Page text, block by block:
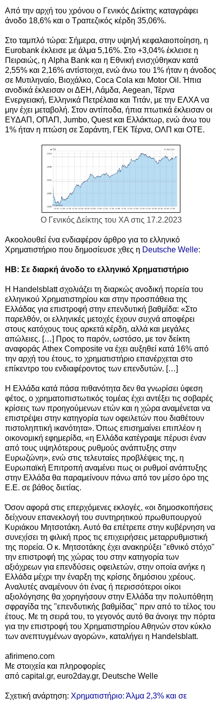
Από την αρχή του χρόνου ο Γενικός Δείκτης καταγράφει
άνοδο 18,6% και ο Τραπεζικός κέρδη 35,06%.
Στο ταμπλό τώρα: Σήμερα, στην υψηλή κεφαλαιοποίηση, η
Eurobank έκλεισε με άλμα 5,16%. Στο +3,04% έκλεισε η
Πειραιώς, η Alpha Bank και η Εθνική ενισχύθηκαν κατά
2,55% και 2,16% αντίστοιχα, ενώ άνω του 1% ήταν η άνοδος
σε Μυτιληναίο, Βιοχάλκο, Coca Cola και Motor Oil. Ήπια
ανοδικά έκλεισαν οι ΔΕΗ, Λάμδα, Aegean, Τέρνα
Ενεργειακή, Ελληνικά Πετρέλαια και Τιτάν, με την ΕΛΧΑ να
μην έχει μεταβολή. Στον αντίποδα, ήπια πτωτικά έκλεισαν οι
ΕΥΔΑΠ, ΟΠΑΠ, Jumbo, Quest και Ελλάκτωρ, ενώ άνω του
1% ήταν η πτώση σε Σαράντη, ΓΕΚ Τέρνα, ΟΛΠ και ΟΤΕ.
Ο Γενικός Δείκτης του ΧΑ στις 17.2.2023
Ακοολουθεί ένα ενδιαφέρον άρθρο για το ελληνικό
Χρηματιστήριο που δημοσίευσε χθες η Deutsche Welle:
HB: Σε διαρκή άνοδο το ελληνικό Χρηματιστήριο
Η Handelsblatt σχολιάζει τη διαρκώς ανοδική πορεία του
ελληνικού Χρηματιστηρίου και στην προσπάθεια της
Ελλάδας για επιστροφή στην επενδυτική βαθμίδα: «Στο
παρελθόν, οι ελληνικές μετοχές έχουν συχνά αποφέρει
στους κατόχους τους αρκετά κέρδη, αλλά και μεγάλες
απώλειες. […] Προς το παρόν, ωστόσο, με τον δείκτη
αναφοράς Athex Composite να έχει αυξηθεί κατά 16% από
την αρχή του έτους, το χρηματιστήριο επανέρχεται στο
επίκεντρο του ενδιαφέροντος των επενδυτών. […]
Η Ελλάδα κατά πάσα πιθανότητα δεν θα γνωρίσει ύφεση
φέτος, ο χρηματοπιστωτικός τομέας έχει αντέξει τις σοβαρές
κρίσεις των προηγούμενων ετών και η χώρα αναμένεται να
επιστρέψει στην κατηγορία των οφειλετών που διαθέτουν
πιστοληπτική ικανότητα». Όπως επισημαίνει επιπλέον η
οικονομική εφημερίδα, «η Ελλάδα κατέγραψε πέρυσι έναν
από τους υψηλότερους ρυθμούς ανάπτυξης στην
Ευρωζώνη», ενώ στις τελευταίες προβλέψεις της, η
Ευρωπαϊκή Επιτροπή αναμένει πως οι ρυθμοί ανάπτυξης
στην Ελλάδα θα παραμείνουν πάνω από τον μέσο όρο της
Ε.Ε. σε βάθος διετίας.
Όσον αφορά στις επερχόμενες εκλογές, «οι δημοσκοπήσεις
δείχνουν επανεκλογή του συντηρητικού πρωθυπουργού
Κυριάκου Μητσοτάκη. Αυτό θα επέτρεπε στην κυβέρνηση να
συνεχίσει τη φιλική προς τις επιχειρήσεις μεταρρυθμιστική
της πορεία. Ο κ. Μητσοτάκης έχει ανακηρύξει "εθνικό στόχο"
την επιστροφή της χώρας του στην κατηγορία των
αξιόχρεων για επενδύσεις οφειλετών, στην οποία ανήκε η
Ελλάδα μέχρι την έναρξη της κρίσης δημόσιου χρέους.
Αναλυτές αναμένουν ότι ένας ή περισσότεροι οίκοι
αξιολόγησης θα χορηγήσουν στην Ελλάδα την πολυπόθητη
σφραγίδα της "επενδυτικής βαθμίδας" πριν από το τέλος του
έτους. Με τη σειρά του, το γεγονός αυτό θα άνοιγε την πόρτα
για την επιστροφή του Χρηματιστηρίου Αθηνών στον κύκλο
των ανεπτυγμένων αγορών», καταλήγει η Handelsblatt.
afirimeno.com
Με στοιχεία και πληροφορίες
από capital.gr, euro2day.gr, Deutsche Welle
Σχετική ανάρτηση: Χρηματιστήριο: Άλμα 2,3% και σε